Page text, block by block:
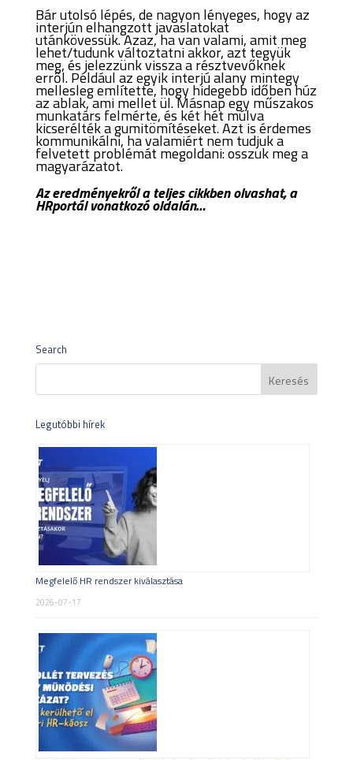
Bár utolsó lépés, de nagyon lényeges, hogy az
interjún elhangzott javaslatokat
utánkövessük.Azaz, ha van valami, amit meg
lehet/tudunk változtatni akkor, azt tegyük
meg, és jelezzünk vissza a résztvevőknek
erről.Például az egyik interjú alany mintegy
mellesleg említette, hogy hidegebb időben húz
az ablak, ami mellet ül. Másnap egy műszakos
munkatárs felmérte, és két hét múlva
kicserélték a gumitömítéseket. Azt is érdemes
kommunikálni, ha valamiért nem tudjuk a
felvetett problémát megoldani: osszuk meg a
magyarázatot.
Az eredményekről a teljes cikkben olvashat, a
HRportál vonatkozó oldalán…
Search
Legutóbbi hírek
Megfelelő HR rendszer kiválasztása
2026-07-17